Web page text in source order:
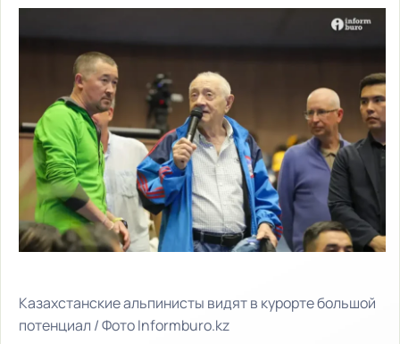
Казахстанские альпинисты видят в курорте большой
потенциал / Фото Informburo.kz